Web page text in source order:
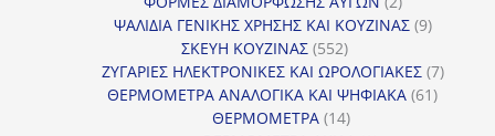
προϊόντα
ΨΑΛΙΔΙΑ ΓΕΝΙΚΗΣ ΧΡΗΣΗΣ ΚΑΙ ΚΟΥΖΙΝΑΣ 99
ΣΚΕΥΗ ΚΟΥΖΙΝΑΣ 552552
προϊόντα
ΖΥΓΑΡΙΕΣ ΗΛΕΚΤΡΟΝΙΚΕΣ ΚΑΙ ΩΡΟΛΟΓΙΑΚΕΣ 77
ΘΕΡΜΟΜΕΤΡΑ ΑΝΑΛΟΓΙΚΑ ΚΑΙ ΨΗΦΙΑΚΑ 6161
ΘΕΡΜΟΜΕΤΡΑ 1414